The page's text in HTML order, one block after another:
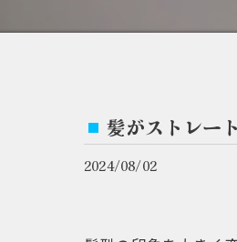
髪がストレー
2024/08/02